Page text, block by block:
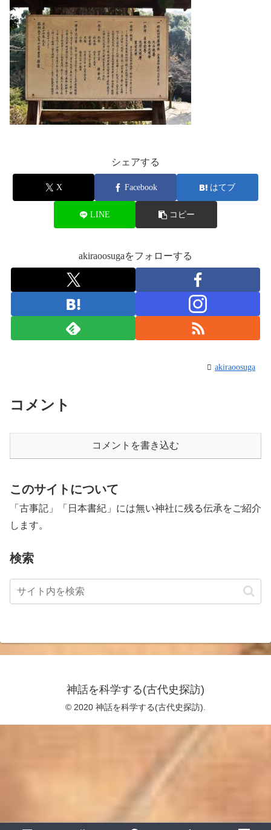
シェアする
X Facebook はてブ
LINE コピー
akiraoosugaをフォローする
akiraoosuga
コメント
コメントを書き込む
このサイトについて
「古事記」「日本書紀」には無い神社に残る伝承をご紹介
します。
検索
神話を科学する(古代史探訪)
© 2020 神話を科学する(古代史探訪).